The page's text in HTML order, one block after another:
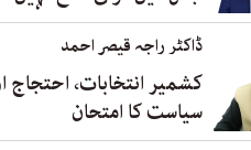
ڈاکٹر راجہ قیصر احمد
کشمیر انتخابات، احتجاج
سیاست کا امتحان